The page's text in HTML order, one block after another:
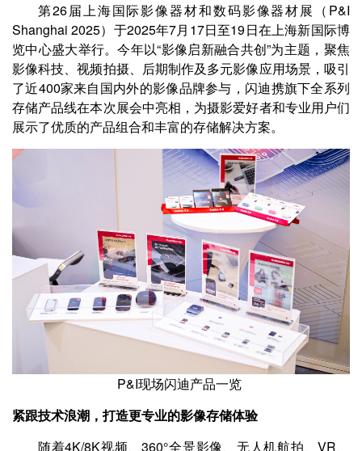
第26届上海国际影像器材和数码影像器材展（ P&I
Shanghai 2025）于2025年7月 17日至19日在上海新国际博
览中心盛大举行。今年以“影像启新融合共创”为主题，聚焦
影像科技、视频拍摄、后期制作及多元影像应用场景，吸引
了近400家来自国内外的影像品牌参与，闪迪携旗下全系列
存储产品线在本次展会中亮相，为摄影爱好者和专业用户们
展示了优质的产品组合和丰富的存储解决方案。
P&I现场闪迪产品一览
紧跟技术浪潮，打造更专业的影像存储体验
随着4K/8K视频、360°全景影像、无人机航拍、VR、